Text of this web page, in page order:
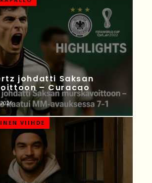
johdatti Saksan
– Curacao
VIIHDE